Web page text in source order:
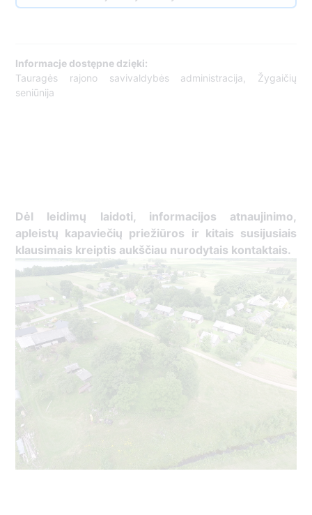
Informacje dostępne dzięki:
Tauragės rajono savivaldybės administracija, Žygaičių
seniūnija
Dėl leidimų laidoti, ​informacijos atnaujinimo,
apleistų kapaviečių priežiūros ir kitais susijusiais
klausimais kreiptis ​aukščiau nurodytais kontaktais.